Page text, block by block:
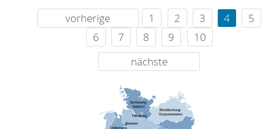
vorherige 1 2 3 4
5
6
7 8 9
10
nächste